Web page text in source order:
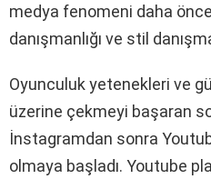
medya fenomeni daha
danışmanlığı ve stil
Oyunculuk yetenekleri ve
üzerine çekmeyi başaran
İnstagramdan sonra
olmaya başladı. Youtube